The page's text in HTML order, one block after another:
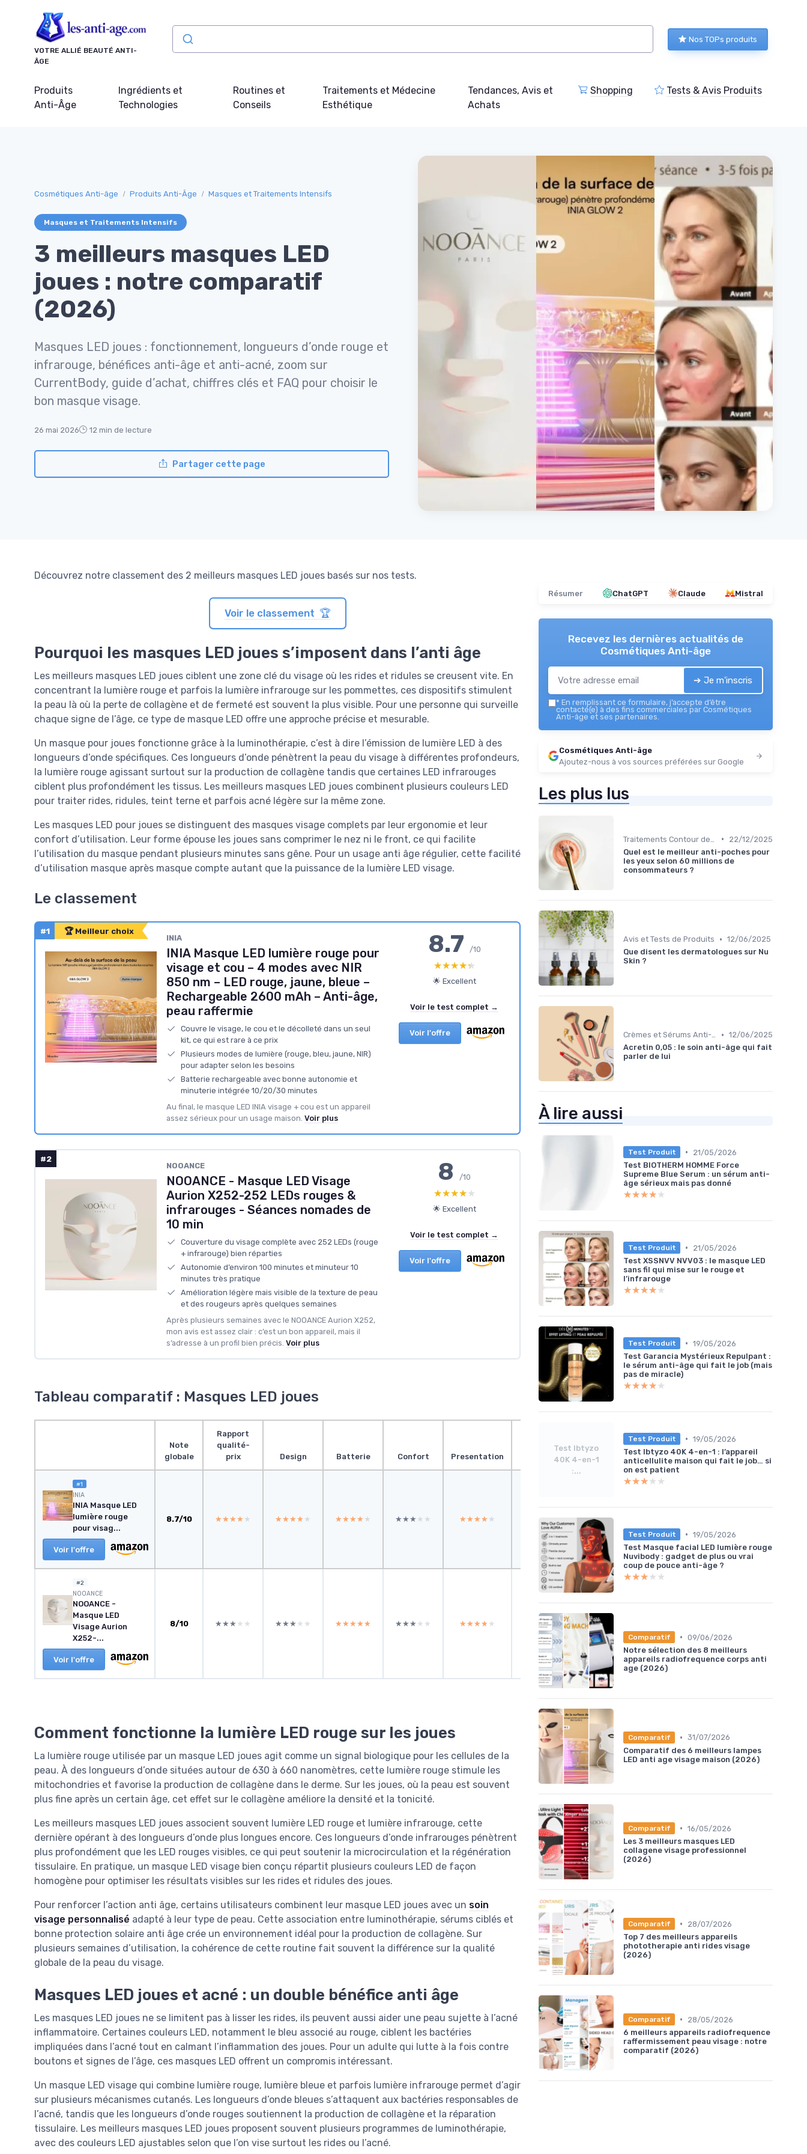
VOTRE ALLIÉ BEAUTÉ ANTI-
ÂGE
Nos TOPs produits
Produits
Anti-Âge
Ingrédients et
Technologies
Routines et
Conseils
Traitements et Médecine
Esthétique
Tendances, Avis et
Achats
Shopping Tests & Avis Produits
Cosmétiques Anti-âge Produits Anti-Âge Masques et Traitements Intensifs
Masques et Traitements Intensifs
3 meilleurs masques LED
joues : notre comparatif
(2026)
Masques LED joues : fonctionnement, longueurs d’onde rouge et
infrarouge, bénéfices anti-âge et anti-acné, zoom sur
CurrentBody, guide d’achat, chiffres clés et FAQ pour choisir le
bon masque visage.
26 mai 2026 12 min de lecture
Partager cette page
Découvrez notre classement des 2 meilleurs masques LED joues basés sur nos tests.
Voir le classement 🏆
Pourquoi les masques LED joues s’imposent dans l’anti âge
Les meilleurs masques LED joues ciblent une zone clé du visage où les rides et ridules se creusent vite. En
concentrant la lumière rouge et parfois la lumière infrarouge sur les pommettes, ces dispositifs stimulent
la peau là où la perte de collagène et de fermeté est souvent la plus visible. Pour une personne qui surveille
chaque signe de l’âge, ce type de masque LED offre une approche précise et mesurable.
Un masque pour joues fonctionne grâce à la luminothérapie, c’est à dire l’émission de lumière LED à des
longueurs d’onde spécifiques. Ces longueurs d’onde pénètrent la peau du visage à différentes profondeurs,
la lumière rouge agissant surtout sur la production de collagène tandis que certaines LED infrarouges
ciblent plus profondément les tissus. Les meilleurs masques LED joues combinent plusieurs couleurs LED
pour traiter rides, ridules, teint terne et parfois acné légère sur la même zone.
Les masques LED pour joues se distinguent des masques visage complets par leur ergonomie et leur
confort d’utilisation. Leur forme épouse les joues sans comprimer le nez ni le front, ce qui facilite
l’utilisation du masque pendant plusieurs minutes sans gêne. Pour un usage anti âge régulier, cette facilité
d’utilisation masque après masque compte autant que la puissance de la lumière LED visage.
Le classement
#1 🏆 Meilleur choix
INIA
INIA Masque LED lumière rouge pour
visage et cou – 4 modes avec NIR
850 nm – LED rouge, jaune, bleue –
Rechargeable 2600 mAh – Anti-âge,
peau raffermie
Couvre le visage, le cou et le décolleté dans un seul
kit, ce qui est rare à ce prix
Plusieurs modes de lumière (rouge, bleu, jaune, NIR)
pour adapter selon les besoins
Batterie rechargeable avec bonne autonomie et
minuterie intégrée 10/20/30 minutes
Au final, le masque LED INIA visage + cou est un appareil
assez sérieux pour un usage maison. Voir plus
8.7 /10
★★★★★
★★★★★
🌟 Excellent
Voir le test complet →
Voir l'offre
#2
NOOANCE
NOOANCE - Masque LED Visage
Aurion X252-252 LEDs rouges &
infrarouges - Séances nomades de
10 min
Couverture du visage complète avec 252 LEDs (rouge
+ infrarouge) bien réparties
Autonomie d’environ 100 minutes et minuteur 10
minutes très pratique
Amélioration légère mais visible de la texture de peau
et des rougeurs après quelques semaines
Après plusieurs semaines avec le NOOANCE Aurion X252,
mon avis est assez clair : c’est un bon appareil, mais il
s’adresse à un profil bien précis. Voir plus
8/10
★★★★★
★★★★★
🌟 Excellent
Voir le test complet →
Voir l'offre
Tableau comparatif : Masques LED joues
Note
globale
Rapport
qualité-
prix
Design Batterie Confort Presentation Efficacite
#1
INIA
INIA Masque LED
lumière rouge
pour visag...
Voir l'offre
8.7/10 ★★★★★
★★★★★ ★★★★★
★★★★★ ★★★★★
★★★★★ ★★★★★
★★★★★ ★★★★★
★★★★★
#2
NOOANCE
NOOANCE -
Masque LED
Visage Aurion
X252-...
Voir l'offre
8/10 ★★★★★
★★★★★ ★★★★★
★★★★★ ★★★★★
★★★★★ ★★★★★
★★★★★ ★★★★★
★★★★★ ★★★★★
★★★★★
Comment fonctionne la lumière LED rouge sur les joues
La lumière rouge utilisée par un masque LED joues agit comme un signal biologique pour les cellules de la
peau. À des longueurs d’onde situées autour de 630 à 660 nanomètres, cette lumière rouge stimule les
mitochondries et favorise la production de collagène dans le derme. Sur les joues, où la peau est souvent
plus fine après un certain âge, cet effet sur le collagène améliore la densité et la tonicité.
Les meilleurs masques LED joues associent souvent lumière LED rouge et lumière infrarouge, cette
dernière opérant à des longueurs d’onde plus longues encore. Ces longueurs d’onde infrarouges pénètrent
plus profondément que les LED rouges visibles, ce qui peut soutenir la microcirculation et la régénération
tissulaire. En pratique, un masque LED visage bien conçu répartit plusieurs couleurs LED de façon
homogène pour optimiser les résultats visibles sur les rides et ridules des joues.
Pour renforcer l’action anti âge, certains utilisateurs combinent leur masque LED joues avec un soin
visage personnalisé adapté à leur type de peau. Cette association entre luminothérapie, sérums ciblés et
bonne protection solaire anti âge crée un environnement idéal pour la production de collagène. Sur
plusieurs semaines d’utilisation, la cohérence de cette routine fait souvent la différence sur la qualité
globale de la peau du visage.
Masques LED joues et acné : un double bénéfice anti âge
Les masques LED joues ne se limitent pas à lisser les rides, ils peuvent aussi aider une peau sujette à l’acné
inflammatoire. Certaines couleurs LED, notamment le bleu associé au rouge, ciblent les bactéries
impliquées dans l’acné tout en calmant l’inflammation des joues. Pour un adulte qui lutte à la fois contre
boutons et signes de l’âge, ces masques LED offrent un compromis intéressant.
Un masque LED visage qui combine lumière rouge, lumière bleue et parfois lumière infrarouge permet d’agir
sur plusieurs mécanismes cutanés. Les longueurs d’onde bleues s’attaquent aux bactéries responsables de
l’acné, tandis que les longueurs d’onde rouges soutiennent la production de collagène et la réparation
tissulaire. Les meilleurs masques LED joues proposent souvent plusieurs programmes de luminothérapie,
avec des couleurs LED ajustables selon que l’on vise surtout les rides ou l’acné.
Résumer ChatGPT Claude Mistral
Recevez les dernières actualités de
Cosmétiques Anti-âge
➔ Je m'inscris
* En remplissant ce formulaire, j’accepte d’être
contacté(e) à des fins commerciales par Cosmétiques
Anti-âge et ses partenaires.
Cosmétiques Anti-âge
Ajoutez-nous à vos sources préférées sur Google
Les plus lus
•
22/12/2025
Quel est le meilleur anti-poches pour
les yeux selon 60 millions de
consommateurs ?
Avis et Tests de Produits • 12/06/2025
Que disent les dermatologues sur Nu
Skin ?
Crèmes et Sérums Anti-Rides • 12/06/2025
Acretin 0,05 : le soin anti-âge qui fait
parler de lui
À lire aussi
Test Produit •
21/05/2026
Test BIOTHERM HOMME Force
Supreme Blue Serum : un sérum anti-
âge sérieux mais pas donné
★★★★★
★★★★★
Test Produit •
21/05/2026
Test XSSNVV NVV03 : le masque LED
sans fil qui mise sur le rouge et
l’infrarouge
★★★★★
★★★★★
Test Produit • 19/05/2026
Test Garancia Mystérieux Repulpant :
le sérum anti-âge qui fait le job (mais
pas de miracle)
★★★★★
★★★★★
Test Ibtyzo
40K 4-en-1
:...
Test Produit • 19/05/2026
Test Ibtyzo 40K 4-en-1 : l’appareil
anticellulite maison qui fait le job… si
on est patient
★★★★★
★★★★★
Test Produit • 19/05/2026
Test Masque facial LED lumière rouge
Nuvibody : gadget de plus ou vrai
coup de pouce anti-âge ?
★★★★★
★★★★★
Comparatif • 09/06/2026
Notre sélection des 8 meilleurs
appareils radiofrequence corps anti
age (2026)
Comparatif • 31/07/2026
Comparatif des 6 meilleurs lampes
LED anti age visage maison (2026)
Comparatif • 16/05/2026
Les 3 meilleurs masques LED
collagene visage professionnel
(2026)
Comparatif •
28/07/2026
Top 7 des meilleurs appareils
phototherapie anti rides visage
(2026)
Comparatif •
28/05/2026
6 meilleurs appareils radiofrequence
raffermissement peau visage : notre
comparatif (2026)